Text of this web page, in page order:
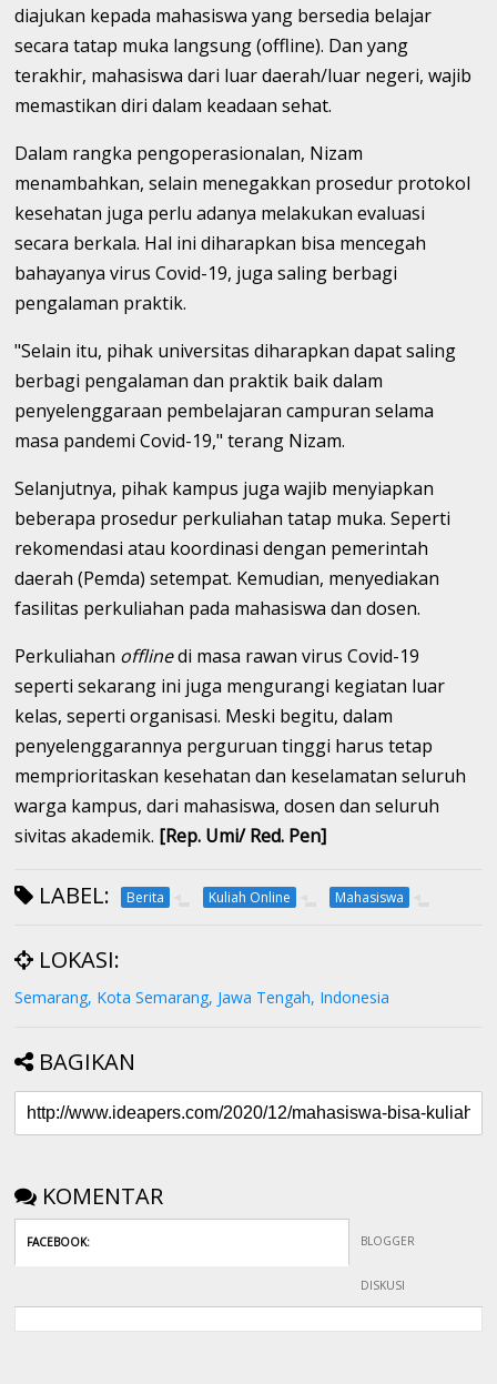
diajukan kepada mahasiswa yang bersedia belajar
secara tatap muka langsung (offline). Dan yang
terakhir, mahasiswa dari luar daerah/luar negeri, wajib
memastikan diri dalam keadaan sehat.
Dalam rangka pengoperasionalan, Nizam
menambahkan, selain menegakkan prosedur protokol
kesehatan juga perlu adanya melakukan evaluasi
secara berkala. Hal ini diharapkan bisa mencegah
bahayanya virus Covid-19, juga saling berbagi
pengalaman praktik.
"Selain itu, pihak universitas diharapkan dapat saling
berbagi pengalaman dan praktik baik dalam
penyelenggaraan pembelajaran campuran selama
masa pandemi Covid-19," terang Nizam.
Selanjutnya, pihak kampus juga wajib menyiapkan
beberapa prosedur perkuliahan tatap muka. Seperti
rekomendasi atau koordinasi dengan pemerintah
daerah (Pemda) setempat. Kemudian, menyediakan
fasilitas perkuliahan pada mahasiswa dan dosen.
Perkuliahan offlinedi masa rawan virus Covid-19
seperti sekarang ini juga mengurangi kegiatan luar
kelas, seperti organisasi. Meski begitu, dalam
penyelenggarannya perguruan tinggi harus tetap
memprioritaskan kesehatan dan keselamatan seluruh
warga kampus, dari mahasiswa, dosen dan seluruh
sivitas akademik. [Rep. Umi/ Red. Pen]
LABEL: Berita Kuliah Online Mahasiswa
LOKASI:
Semarang, Kota Semarang, Jawa Tengah, Indonesia
BAGIKAN
KOMENTAR
FACEBOOK: BLOGGER
DISKUSI